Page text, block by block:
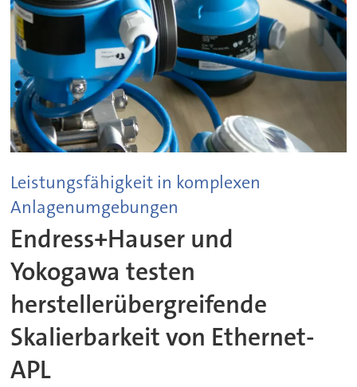
Leistungsfähigkeit in komplexen
Anlagenumgebungen
Endress+Hauser und
Yokogawa testen
herstellerübergreifende
Skalierbarkeit von Ethernet-
APL